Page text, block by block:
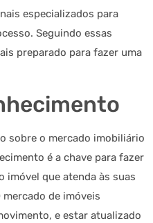
especializados para
Seguindo essas
preparado para fazer uma
sobre o mercado imobiliário
é a chave para fazer
imóvel que atenda às suas
de imóveis
e estar atualizado